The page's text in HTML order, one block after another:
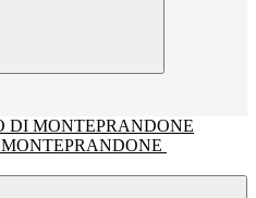
MONTEPRANDONE